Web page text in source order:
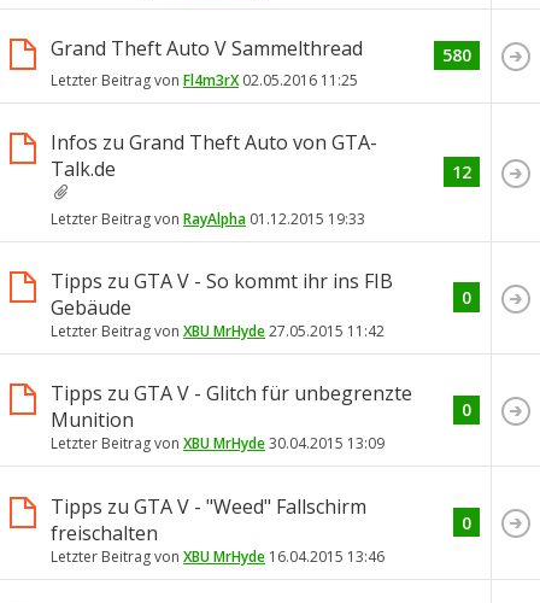
Grand Theft Auto V Sammelthread
Letzter Beitrag von Fl4m3rX02.05.2016 11:25
580
Infos zu Grand Theft Auto von GTA-
Talk.de
Letzter Beitrag von RayAlpha 01.12.2015 19:33
12
Tipps zu GTA V - So kommt ihr ins FIB
Gebäude
Letzter Beitrag von XBU MrHyde27.05.2015 11:42
0
Tipps zu GTA V - Glitch für unbegrenzte
Munition
Letzter Beitrag von XBU MrHyde30.04.2015 13:09
0
Tipps zu GTA V - "Weed" Fallschirm
freischalten
Letzter Beitrag von XBU MrHyde 16.04.2015 13:46
0